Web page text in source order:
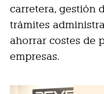
carretera, gestión
trámites
ahorrar costes de
empresas.